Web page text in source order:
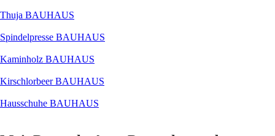
Thuja BAUHAUS
Spindelpresse BAUHAUS
Kaminholz BAUHAUS
Kirschlorbeer BAUHAUS
Hausschuhe BAUHAUS